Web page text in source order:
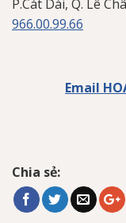
P.Cát Dài, Q. Lê
966.00.99.66
Email
Chia sẻ: